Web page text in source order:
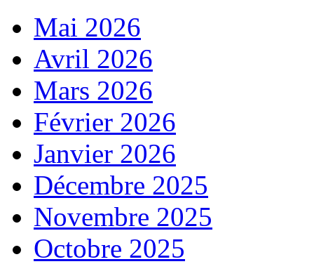
Mai 2026
Avril 2026
Mars 2026
Février 2026
Janvier 2026
Décembre 2025
Novembre 2025
Octobre 2025